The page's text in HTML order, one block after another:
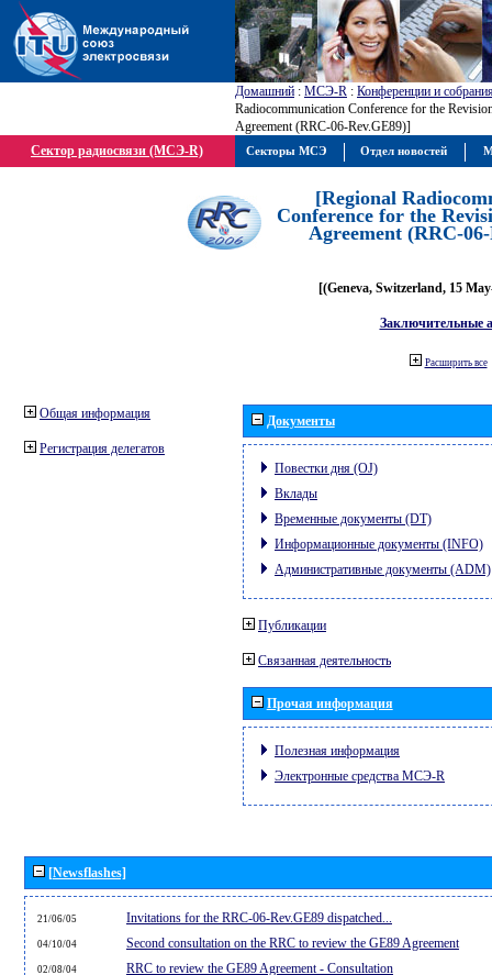
Домашний : МСЭ-R : Конференции и
Radiocommunication Conference for the
Agreement (RRC-06-Rev.GE89)]
Сектор радиосвязи (МСЭ-R)
[Regional
Conference for the
Agreement (RRC-
[(Geneva, Switzerland, 15
Заключительные
Расширить все
Общая информация
Регистрация делегатов
Документы
Повестки дня (OJ)
Вклады
Временные документы (DT)
Информационные документы (INFO)
Административные документы (ADM)
Публикации
Связанная деятельность
Прочая информация
Полезная информация
Электронные средства МСЭ-R
[Newsflashes]
21/06/05 Invitations for the RRC-06-Rev.GE89 dispatched...
04/10/04 Second consultation on the RRC to review the GE89 Agreement
02/08/04 RRC to review the GE89 Agreement - Consultation
Секторы МСЭ Отдел новостей